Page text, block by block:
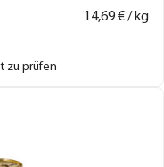
14,69€ / kg
zu prüfen